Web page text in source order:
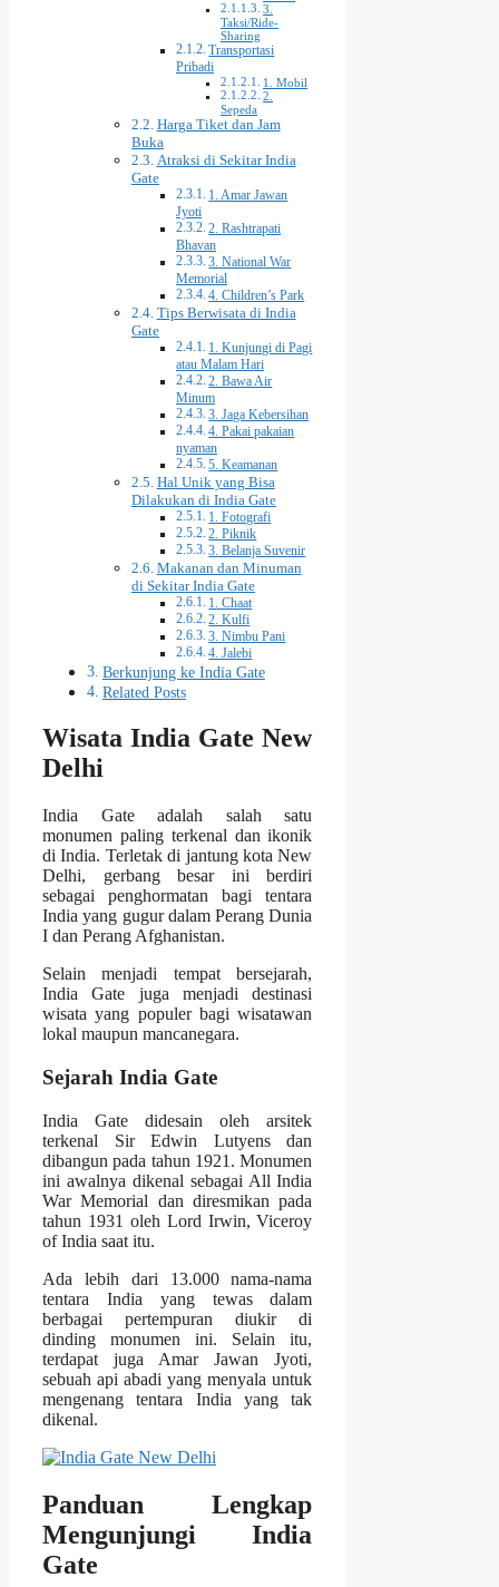
3.
Taksi/Ride-
Sharing
Transportasi
Pribadi
1. Mobil
2.
Sepeda
Harga Tiket dan Jam
Buka
Atraksi di Sekitar India
Gate
1. Amar Jawan
Jyoti
2. Rashtrapati
Bhavan
3. National War
Memorial
4. Children’s Park
Tips Berwisata di India
Gate
1. Kunjungi di Pagi
atau Malam Hari
2. Bawa Air
Minum
3. Jaga Kebersihan
4. Pakai pakaian
nyaman
5. Keamanan
Hal Unik yang Bisa
Dilakukan di India Gate
1. Fotografi
2. Piknik
3. Belanja Suvenir
Makanan dan Minuman
di Sekitar India Gate
1. Chaat
2. Kulfi
3. Nimbu Pani
4. Jalebi
Berkunjung ke India Gate
Related Posts
Wisata India Gate New
Delhi
India Gate adalah salah satu
monumen paling terkenal dan ikonik
di India. Terletak di jantung kota New
Delhi, gerbang besar ini berdiri
sebagai penghormatan bagi tentara
India yang gugur dalam Perang Dunia
I dan Perang Afghanistan.
Selain menjadi tempat bersejarah,
India Gate juga menjadi destinasi
wisata yang populer bagi wisatawan
lokal maupun mancanegara.
Sejarah India Gate
India Gate didesain oleh arsitek
terkenal Sir Edwin Lutyens dan
dibangun pada tahun 1921. Monumen
ini awalnya dikenal sebagai All India
War Memorial dan diresmikan pada
tahun 1931 oleh Lord Irwin, Viceroy
of India saat itu.
Ada lebih dari 13.000 nama-nama
tentara India yang tewas dalam
berbagai pertempuran diukir di
dinding monumen ini. Selain itu,
terdapat juga Amar Jawan Jyoti,
sebuah api abadi yang menyala untuk
mengenang tentara India yang tak
dikenal.
Panduan Lengkap
Mengunjungi India
Gate